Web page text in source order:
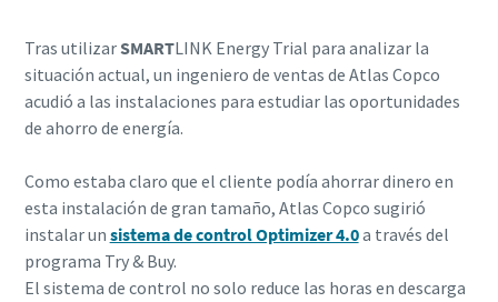
Tras utilizarSMARTLINK Energy Trial para analizar la
situación actual, un ingeniero de ventas de Atlas Copco
acudió a las instalaciones para estudiar las oportunidades
de ahorro de energía.
Como estaba claro que el cliente podía ahorrar dinero en
esta instalación de gran tamaño, Atlas Copco sugirió
instalar un sistema de control Optimizer 4.0a través del
programa Try & Buy.
El sistema de control no solo reduce las horas en descarga